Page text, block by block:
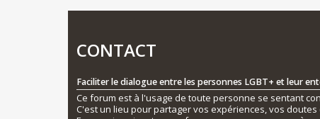
CONTACT
Faciliter le dialogue entre les personnes LGBT+ et leur
Ce forum est à l'usage de toute personne se sentant
C'est un lieu pour partager vos expériences, vos